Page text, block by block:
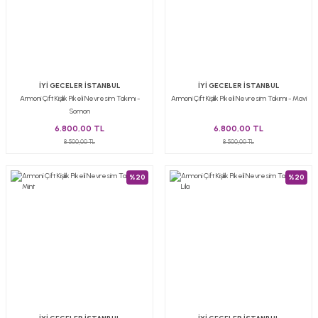
İYİ GECELER İSTANBUL
Armoni Çift Kişilik Pikeli Nevresim Takımı -
Somon
6.800,00 TL
8.500,00 TL
İYİ GECELER İSTANBUL
Armoni Çift Kişilik Pikeli Nevresim Takımı - Mavi
6.800,00 TL
8.500,00 TL
%20 %20